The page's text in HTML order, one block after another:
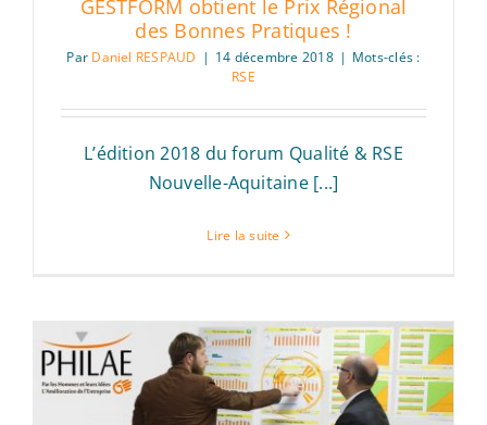
GESTFORM obtient le Prix Régional
des Bonnes Pratiques !
Par Daniel RESPAUD | 14 décembre 2018 | Mots-clés :
RSE
L’édition 2018 du forum Qualité & RSE
Nouvelle-Aquitaine [...]
Lire la suite